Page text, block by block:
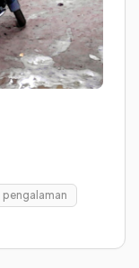
pengalaman